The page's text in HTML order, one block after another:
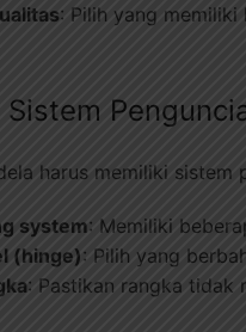
: Pilih yang
harus memiliki sistem
system: Memiliki
(hinge): Pilih yang
: Pastikan rangka tidak